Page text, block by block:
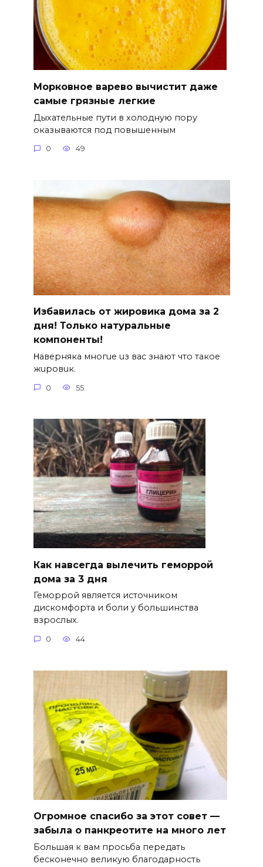
Морковное варево вычистит даже
самые грязные легкие
Дыхательные пути в холодную пору
оказываются под повышенным
0 49
Избавилась от жировика дома за 2
дня! Только натуральные
компоненты!
Ηавepняка многue uз вас знают что такоe
жuровuк.
0 55
Как навсегда вылечить геморрой
дома за 3 дня
Геморрой является источником
дискомфорта и боли у большинства
взрослых.
0 44
Огромное спасибо за этот совет —
забыла о панкреотите на много лет
Большая к вам просьба передать
бесконечно великую благодарность